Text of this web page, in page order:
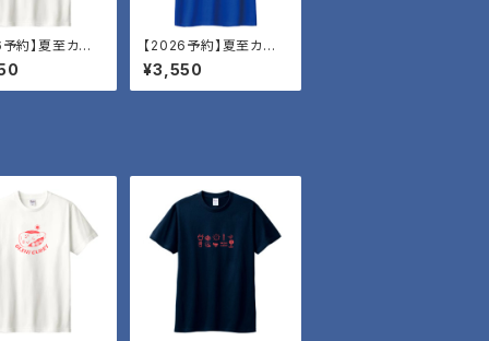
約】夏至カレ
シー
【2026予約】夏至カレ
ーT・サンゴ
¥3,550